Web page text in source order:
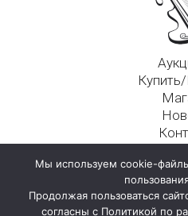
125009, г. Москва,
Мы используем cookie-
Продолжая пользоваться
согласны с Политикой по